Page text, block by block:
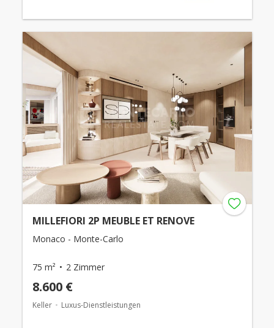
MILLEFIORI 2P MEUBLE ET RENOVE
Monaco - Monte-Carlo
75 m² 2 Zimmer
8.600 €
Keller Luxus-Dienstleistungen